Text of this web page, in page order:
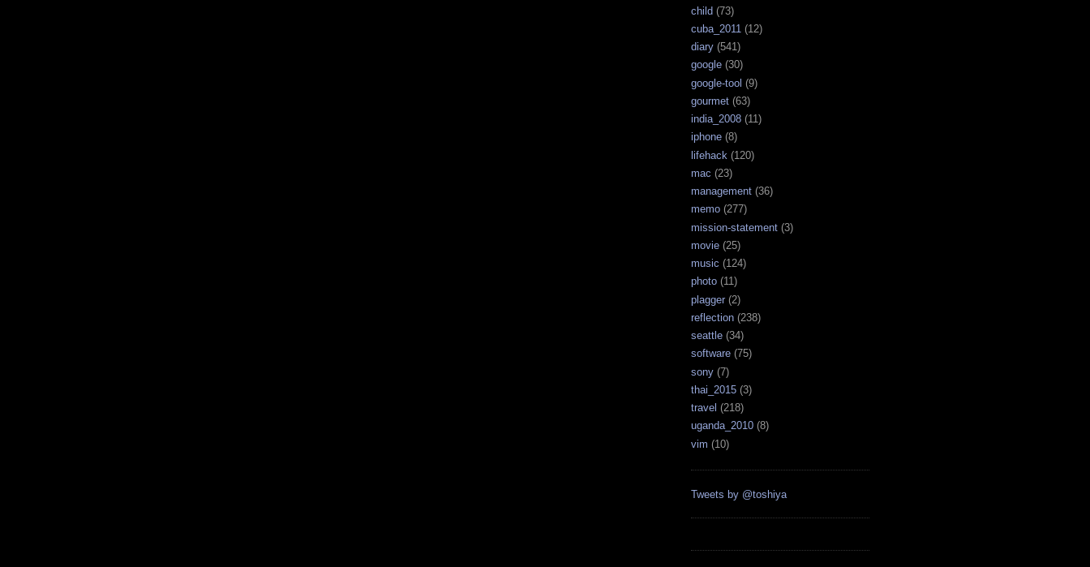
child (73)
cuba_2011 (12)
diary (541)
google (30)
google-tool (9)
gourmet (63)
india_2008 (11)
iphone (8)
lifehack (120)
mac (23)
management (36)
memo (277)
mission-statement (3)
movie (25)
music (124)
photo (11)
plagger (2)
reflection (238)
seattle (34)
software (75)
sony (7)
thai_2015 (3)
travel (218)
uganda_2010 (8)
vim (10)
Tweets by @toshiya